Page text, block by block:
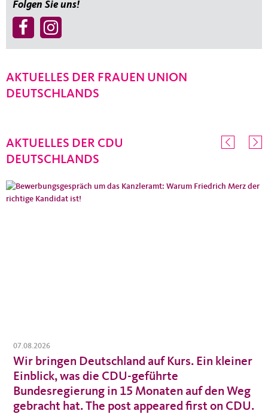
Folgen Sie uns!
AKTUELLES DER FRAUEN UNION
DEUTSCHLANDS
AKTUELLES DER CDU
DEUTSCHLANDS
07.08.2026
Wir bringen Deutschland auf Kurs. Ein kleiner
Einblick, was die CDU-geführte
Bundesregierung in 15 Monaten auf den Weg
gebracht hat. The post appeared first on CDU.